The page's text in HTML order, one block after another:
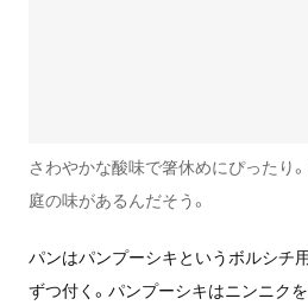
さわやかな酸味で箸休めにぴったり
庭の味があるんだそう。
パンはパンプーシキというボルシチ
ずつ付く。パンプーシキはニンニク